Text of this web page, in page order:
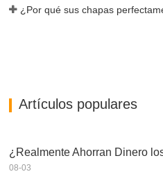
Artículos populares
08-03